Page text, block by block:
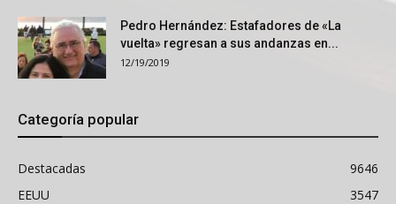
Pedro Hernández: Estafadores de «La
vuelta» regresan a sus andanzas en...
12/19/2019
Categoría popular
Destacadas
9646
EEUU
3547